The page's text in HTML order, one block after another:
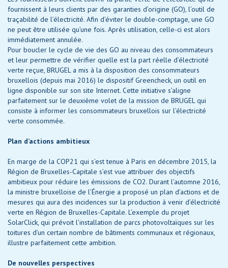
fournissent à leurs clients par des garanties d’origine (GO), l’outil de
traçabilité de l’électricité. Afin d’éviter le double-comptage, une GO
ne peut être utilisée qu’une fois. Après utilisation, celle-ci est alors
immédiatement annulée.
Pour boucler le cycle de vie des GO au niveau des consommateurs
et leur permettre de vérifier quelle est la part réelle d’électricité
verte reçue, BRUGEL a mis à la disposition des consommateurs
bruxellois (depuis mai 2016) le dispositif Greencheck, un outil en
ligne disponible sur son site Internet. Cette initiative s’aligne
parfaitement sur le deuxième volet de la mission de BRUGEL qui
consiste à informer les consommateurs bruxellois sur l’électricité
verte consommée.
Plan d’actions ambitieux
En marge de la COP21 qui s’est tenue à Paris en décembre 2015, la
Région de Bruxelles-Capitale s’est vue attribuer des objectifs
ambitieux pour réduire les émissions de CO2. Durant l’automne 2016,
la ministre bruxelloise de l’Énergie a proposé un plan d’actions et de
mesures qui aura des incidences sur la production à venir d’électricité
verte en Région de Bruxelles-Capitale. L’exemple du projet
SolarClick, qui prévoit l’installation de parcs photovoltaïques sur les
toitures d’un certain nombre de bâtiments communaux et régionaux,
illustre parfaitement cette ambition.
De nouvelles perspectives